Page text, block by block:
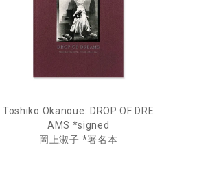
Toshiko Okanoue: DROP OF DRE
AMS *signed
岡上淑子 *署名本